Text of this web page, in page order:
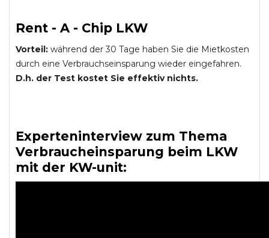
Rent - A - Chip LKW
Vorteil: während der 30 Tage haben Sie die Mietkosten
durch eine Verbrauchseinsparung wieder eingefahren.
D.h. der Test kostet Sie effektiv nichts.
Experteninterview zum Thema
Verbraucheinsparung beim LKW
mit der KW-unit: